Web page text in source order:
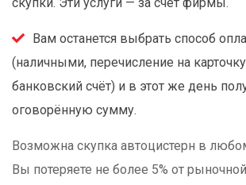
Вам останется выбрать способ
(наличными, перечисление на
банковский счёт) и в этот же день
оговорённую сумму.
Возможна скупка автоцистерн в
Вы потеряете не более 5% от